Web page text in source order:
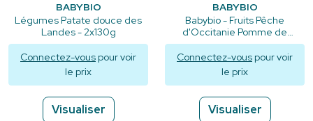
BABYBIO
Légumes Patate douce des
Landes - 2x130g
Connectez-vous pour voir
le prix
Visualiser
BABYBIO
Babybio - Fruits Pêche
d'Occitanie Pomme de
Nouvelle-Aquitaine - Petits
pots 2x130g
Connectez-vous pour voir
le prix
Visualiser